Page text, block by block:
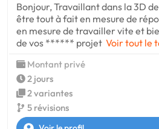
Bonjour, Travaillant dans la 3D
être tout à fait en mesure de
en mesure de travailler vite et
de vos ****** projet Voir tout le
Montant privé
2 jours
2 variantes
5 révisions